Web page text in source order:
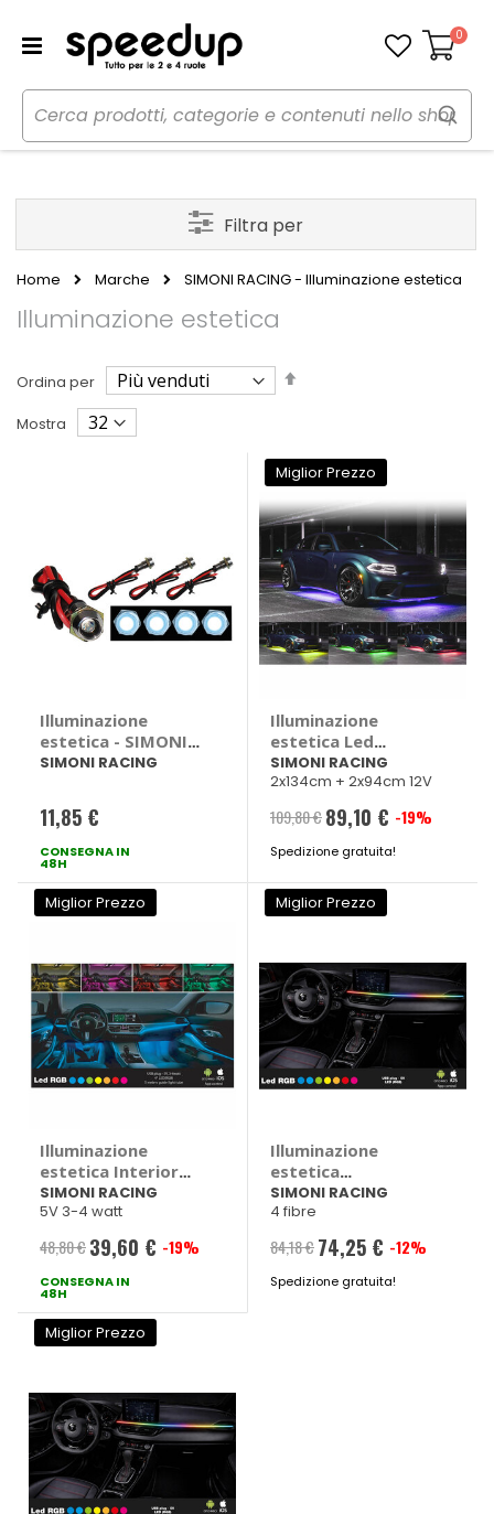
Carrello
0
Home Marche SIMONI RACING - Illuminazione estetica
Illuminazione estetica
Ordina per
Imposta
Mostra
Illuminazione
estetica - SIMONI
RACING
SIMONI RACING
11,85 €
CONSEGNA IN
48H
Miglior Prezzo
Illuminazione
estetica Led
undercar
multicolor -
SIMONI RACING
SIMONI RACING
2x134cm + 2x94cm 12V
109,80 € Prezzo
speciale
89,10 € -19%
Spedizione gratuita!
Miglior Prezzo
Illuminazione
estetica Interior
Atmosphere AL5 -
SIMONI RACING
SIMONI RACING
5V 3-4 watt
48,80 € Prezzo
speciale
39,60 € -19%
CONSEGNA IN
48H
Miglior Prezzo
Illuminazione
estetica
Atmosphere
Interior Led RGB -
SIMONI RACING
SIMONI RACING
4 fibre
84,18 € Prezzo
speciale
74,25 € -12%
Spedizione gratuita!
Miglior Prezzo
Filtra per